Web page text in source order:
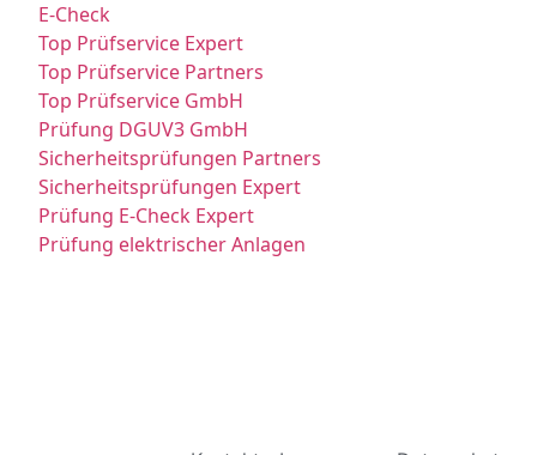
E-Check
Top Prüfservice Expert
Top Prüfservice Partners
Top Prüfservice GmbH
Prüfung DGUV3 GmbH
Sicherheitsprüfungen Partners
Sicherheitsprüfungen Expert
Prüfung E-Check Expert
Prüfung elektrischer Anlagen